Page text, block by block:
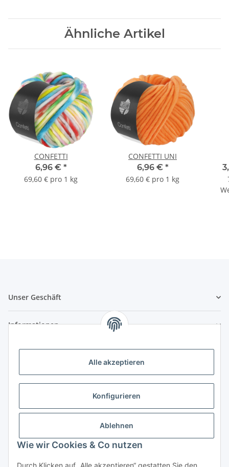
Alle akzeptieren
Konfigurieren
Ablehnen
Wie wir Cookies & Co nutzen
Durch Klicken auf „Alle akzeptieren“ gestatten Sie den
Ähnliche Artikel
CONFETTI
6,96 € *
69,60 € pro 1 kg
CONFETTI UNI
6,96 € *
69,60 € pro 1 kg
Unser Geschäft
Informationen
Zahlungsmöglichkeiten
Vorkasse (per Bank-Überweisung)
PayPal
Kreditkarte
Banklastschrift
Rechnungskauf